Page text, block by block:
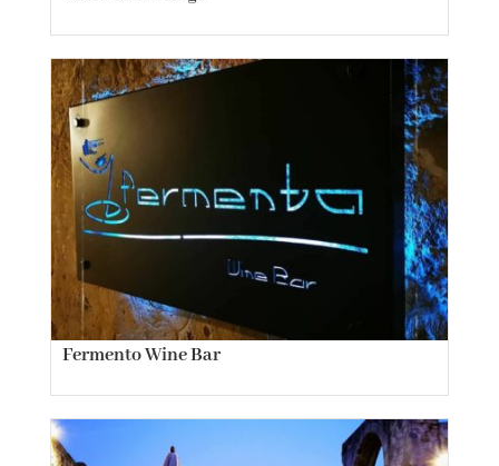
Fermento Wine Bar